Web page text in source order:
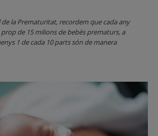
la Prematuritat, recordem que cada any
de 15 milions de bebès prematurs, a
1 de cada 10 parts són de manera